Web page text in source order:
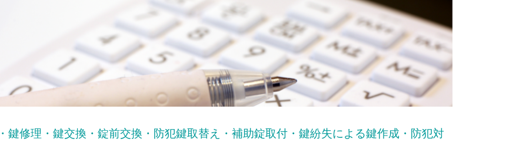
鍵修理・鍵交換・錠前交換・防犯鍵取替え・補助錠取付・鍵紛失による鍵作成・防犯対